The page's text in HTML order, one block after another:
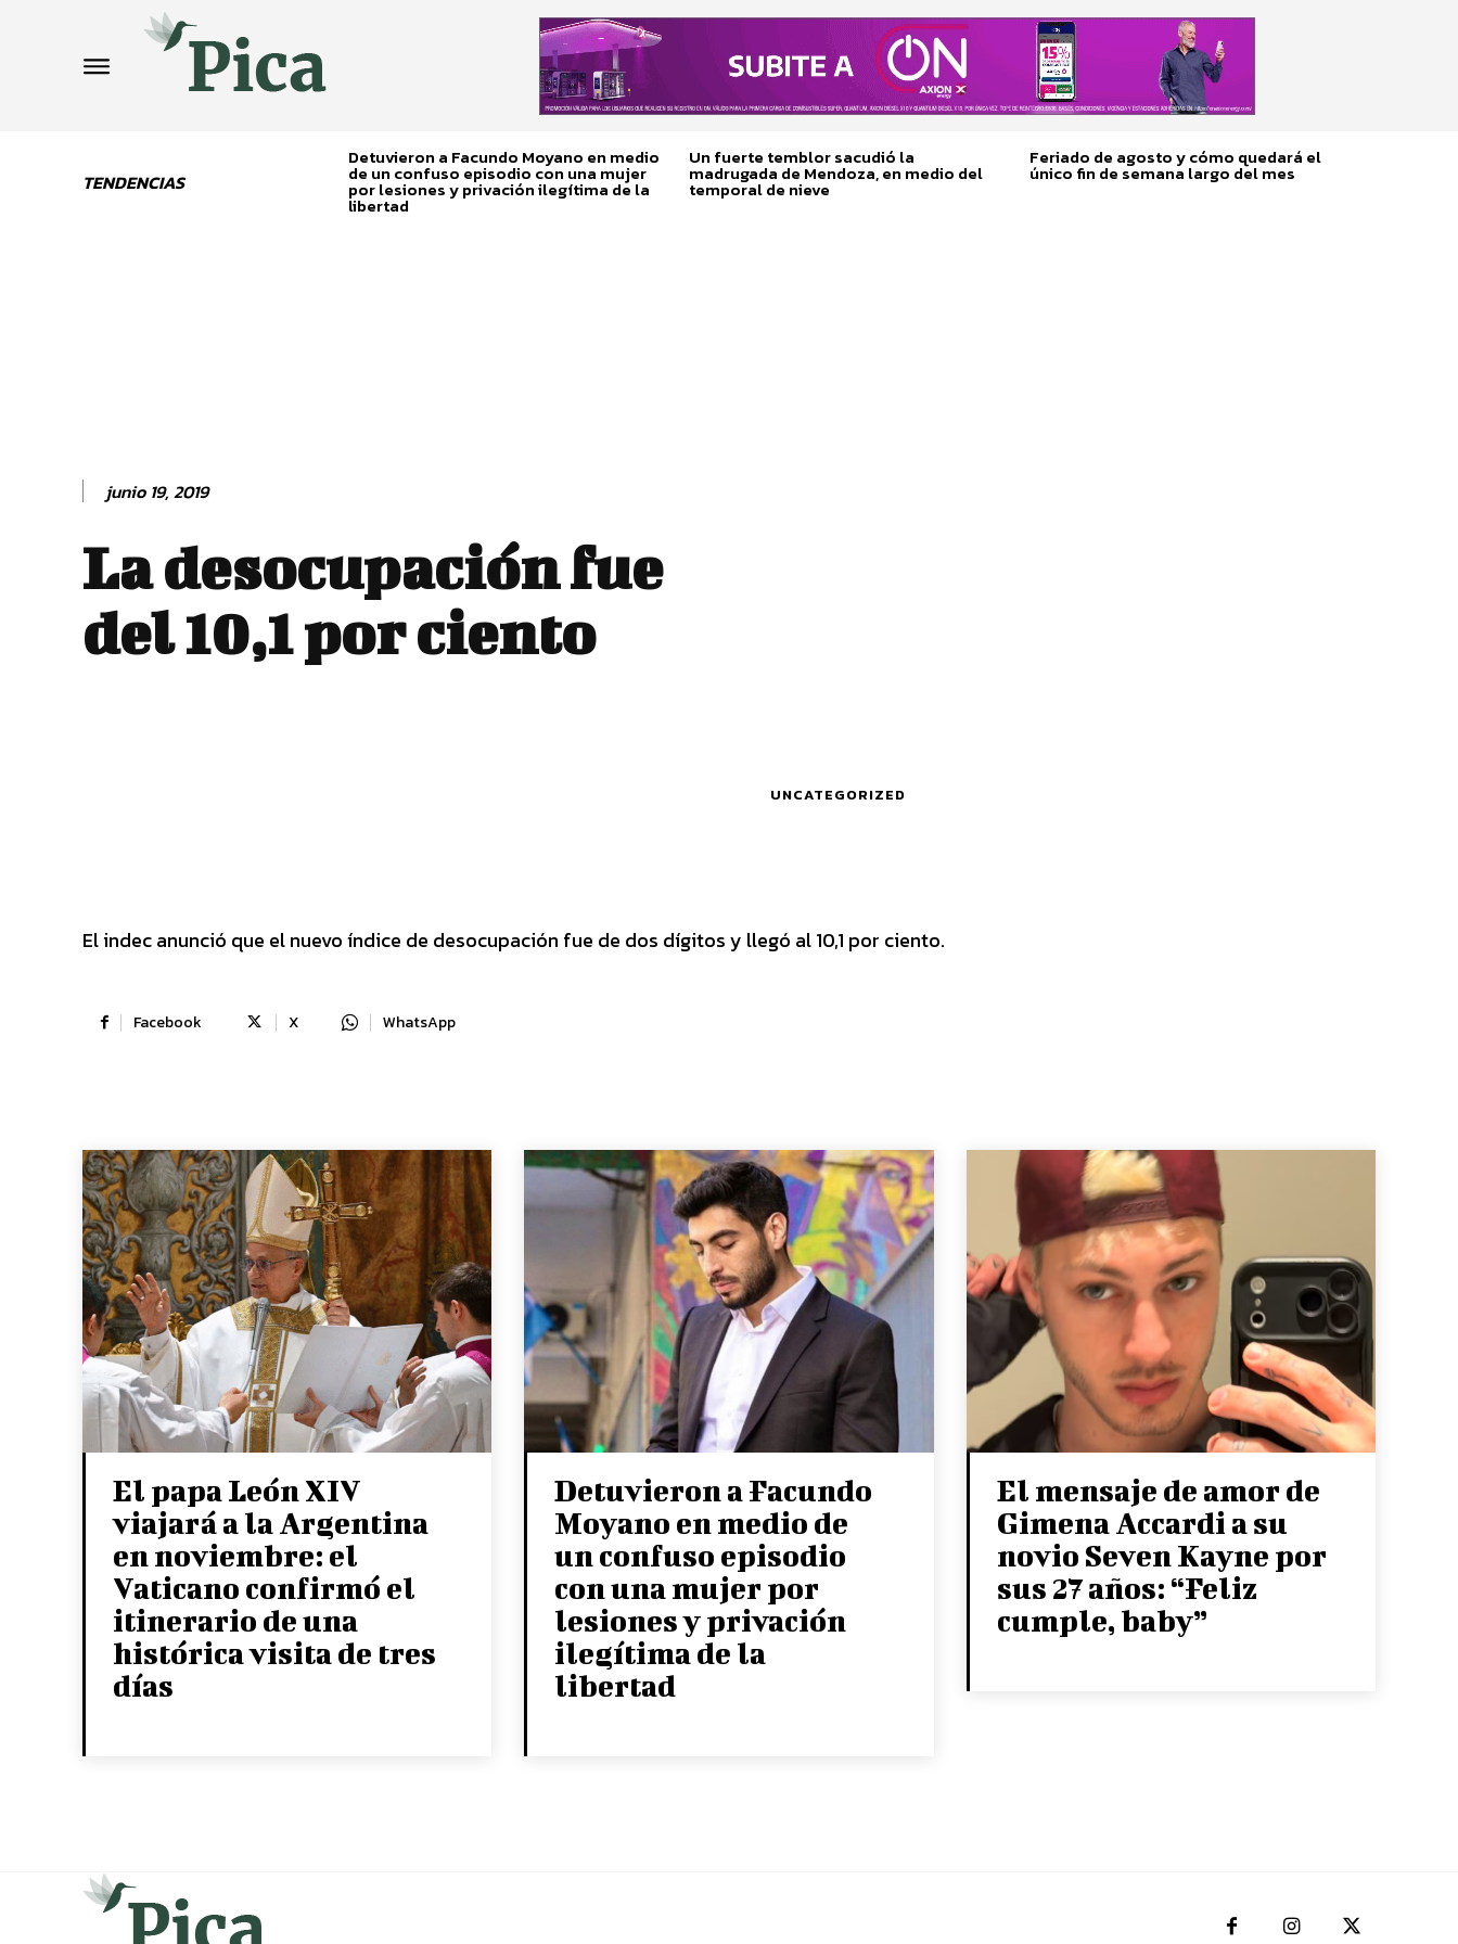
TENDENCIAS
Detuvieron a Facundo Moyano en medio
de un confuso episodio con una mujer
por lesiones y privación ilegítima de la
libertad
Un fuerte temblor sacudió la
madrugada de Mendoza, en medio del
temporal de nieve
Feriado de agosto y cómo quedará el
único fin de semana largo del mes
junio 19, 2019
La desocupación fue
del 10,1 por ciento
UNCATEGORIZED
El indec anunció que el nuevo índice de desocupación fue de dos dígitos y llegó al 10,1 por ciento.
Facebook X WhatsApp
El papa León XIV
viajará a la Argentina
en noviembre: el
Vaticano confirmó el
itinerario de una
histórica visita de tres
días
Detuvieron a Facundo
Moyano en medio de
un confuso episodio
con una mujer por
lesiones y privación
ilegítima de la
libertad
El mensaje de amor de
Gimena Accardi a su
novio Seven Kayne por
sus 27 años: “Feliz
cumple, baby”